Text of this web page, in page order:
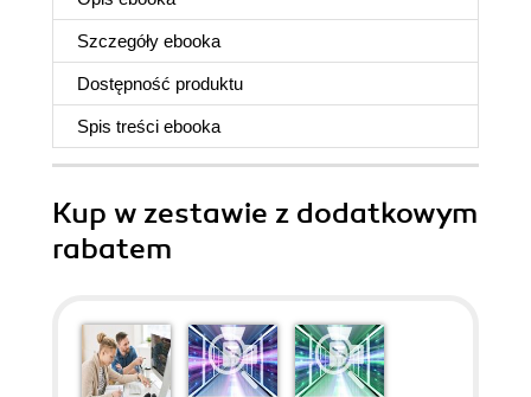
Szczegóły ebooka
Dostępność produktu
Spis treści ebooka
Kup w zestawie z dodatkowym
rabatem